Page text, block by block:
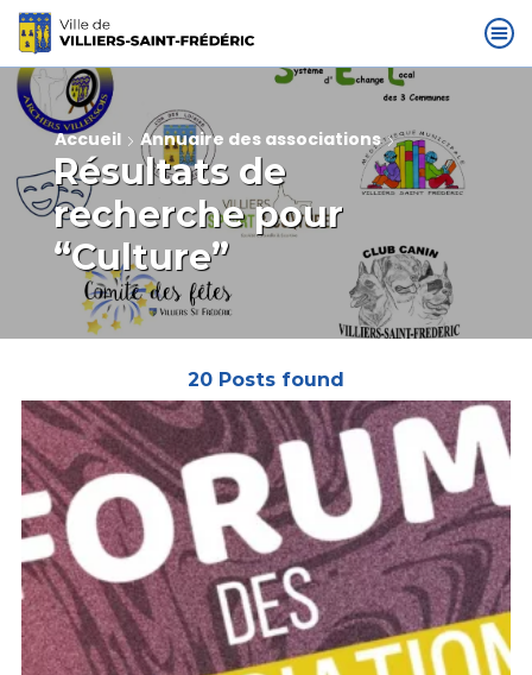
Accueil Annuaire des associations
Résultats de
recherche pour
“Culture”
20 Posts found